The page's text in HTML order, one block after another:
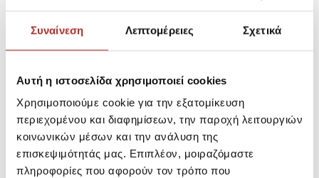
Συναίνεση Λεπτομέρειες Σχετικά
Αυτή η ιστοσελίδα χρησιμοποιεί cookies
Χρησιμοποιούμε cookie για την εξατομίκευση
περιεχομένου και διαφημίσεων, την παροχή λειτουργιών
κοινωνικών μέσων και την ανάλυση της
επισκεψιμότητάς μας. Επιπλέον, μοιραζόμαστε
πληροφορίες που αφορούν τον τρόπο που
2013545007 ΑΝΔΡΙΚΗ
Logo L
SKU: 26291137F3030
Columbia Ανδρικό Μπουφάν
SKU:
25297690010B2